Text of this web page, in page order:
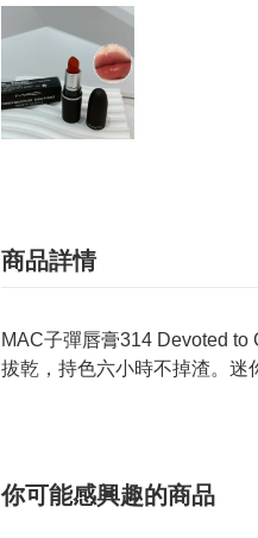
商品詳情
MAC子彈唇膏314 Devoted
拔乾，持色六小時不掉渣。迷
你可能感興趣的商品